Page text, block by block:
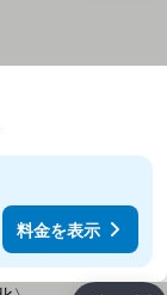
料金を表示